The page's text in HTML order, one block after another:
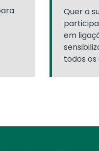
Quer a
em
todos